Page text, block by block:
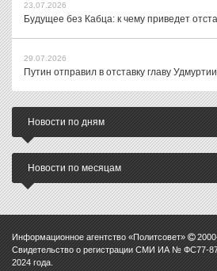
23.07.2026
Будущее без Кабца: к чему приведет
29.07.2026
Путин отправил в отставку главу
Новости по дням
Новости по месяцам
Информационное агентство «Политсовет»
Свидетельство о регистрации СМИ ИА № ФС77-
2024 года.